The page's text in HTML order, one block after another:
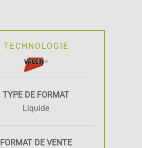
TECHNOLOGIE
TYPE DE FORMAT
Liquide
FORMAT DE VENTE